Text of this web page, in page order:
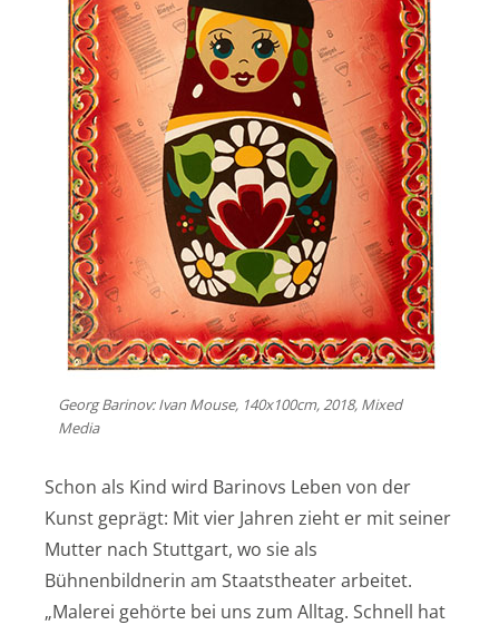
Georg Barinov: Ivan Mouse, 140x100cm, 2018, Mixed
Media
Schon als Kind wird Barinovs Leben von der
Kunst geprägt: Mit vier Jahren zieht er mit seiner
Mutter nach Stuttgart, wo sie als
Bühnenbildnerin am Staatstheater arbeitet.
„Malerei gehörte bei uns zum Alltag. Schnell hat